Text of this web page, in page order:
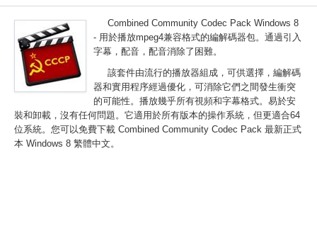
Combined Community Codec Pack Windows 8
- 用於播放mpeg4兼容格式的編解碼器包。通過引入
字幕，配音，配音消除了困難。
該套件由流行的播放器組成，可供選擇，編解碼
器和實用程序經過優化，可消除它們之間發生衝突
的可能性。播放幾乎所有視頻和字幕格式。易於安
裝和卸載，沒有任何問題。它適用於所有版本的操作系統，但更適合64
位系統。您可以免費下載 Combined Community Codec Pack 最新正式
本 Windows 8 繁體中文。